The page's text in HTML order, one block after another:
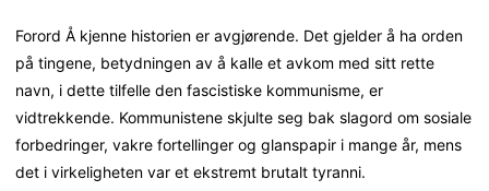
Forord Å kjenne historien er avgjørende. Det gjelder å ha orden
på tingene, betydningen av å kalle et avkom med sitt rette
navn, i dette tilfelle den fascistiske kommunisme, er
vidtrekkende. Kommunistene skjulte seg bak slagord om sosiale
forbedringer, vakre fortellinger og glanspapir i mange år, mens
det i virkeligheten var et ekstremt brutalt tyranni.